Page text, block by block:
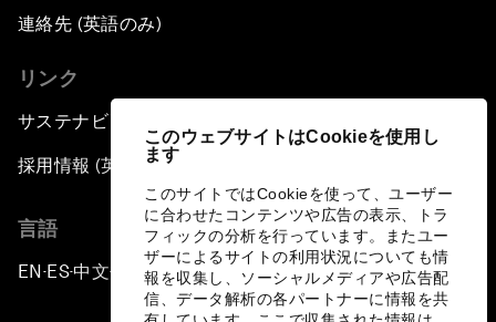
このウェブサイトはCookieを使用し
ます
このサイトではCookieを使って、ユーザー
に合わせたコンテンツや広告の表示、トラ
フィックの分析を行っています。またユー
ザーによるサイトの利用状況についても情
報を収集し、ソーシャルメディアや広告配
信、データ解析の各パートナーに情報を共
連絡先 (英語のみ)
リンク
サステナビリティへの取り組み
採用情報 (英語のみ)
言語
EN ▪ ES▪中文▪ 日本語